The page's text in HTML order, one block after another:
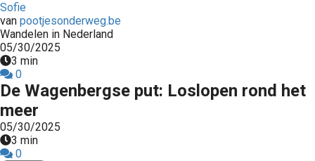
Sofie
van pootjesonderweg.be
Wandelen in Nederland
05/30/2025
3 min
0
De Wagenbergse put: Loslopen rond het
meer
05/30/2025
3 min
0